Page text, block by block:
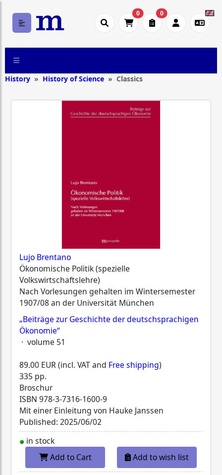
0 0
History History of Science Classics
Lujo Brentano
Ökonomische Politik (spezielle
Volkswirtschaftslehre)
Nach Vorlesungen gehalten im Wintersemester
1907/08 an der Universität München
„Beiträge zur Geschichte der deutschsprachigen
Ökonomie“
· volume 51
89.00 EUR (incl. VAT and Free shipping)
335 pp.
Broschur
ISBN 978-3-7316-1600-9
Mit einer Einleitung von Hauke Janssen
Published: 2025/06/02
in stock
Add to Cart
Add to wish list